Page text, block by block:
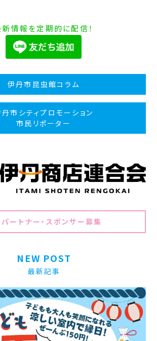
新情報を定期的に配信！
伊丹市昆虫館コラム
市シティプロモーション
市民リポーター
ートナー・スポンサー募集
NEW POST
最新記事